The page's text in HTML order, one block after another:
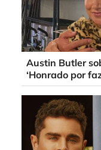
Austin Butler
‘Honrado por